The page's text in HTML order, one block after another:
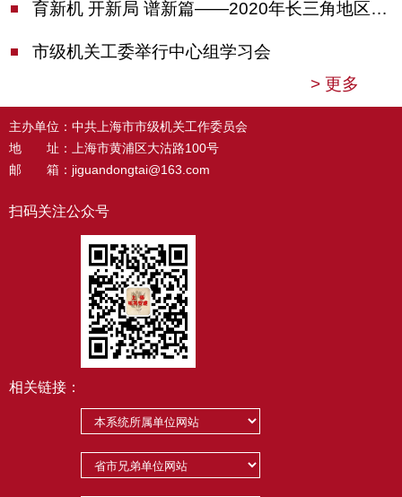
育新机 开新局 谱新篇——2020年长三角地区机关党建工作研讨会在南京召开
市级机关工委举行中心组学习会
> 更多